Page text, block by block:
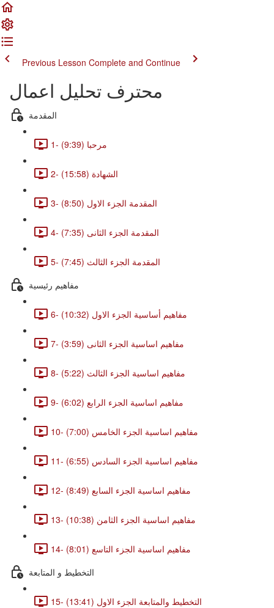
Previous Lesson Complete and Continue
محترف تحليل اعمال
المقدمة
1- مرحبا (9:39)
2- الشهادة (15:58)
3- المقدمة الجزء الاول (8:50)
4- المقدمة الجزء الثانى (7:35)
5- المقدمة الجزء الثالث (7:45)
مفاهيم رئيسية
6- مفاهيم أساسية الجزء الاول (10:32)
7- مفاهيم اساسية الجزء الثانى (3:59)
8- مفاهيم اساسية الجزء الثالث (5:22)
9- مفاهيم اساسية الجزء الرابع (6:02)
10- مفاهيم اساسية الجزء الخامس (7:00)
11- مفاهيم اساسية الجزء السادس (6:55)
12- مفاهيم اساسية الجزء السابع (8:49)
13- مفاهيم اساسية الجزء الثامن (10:38)
14- مفاهيم اساسية الجزء التاسع (8:01)
التخطيط و المتابعة
15- التخطيط والمتابعة الجزء الاول (13:41)